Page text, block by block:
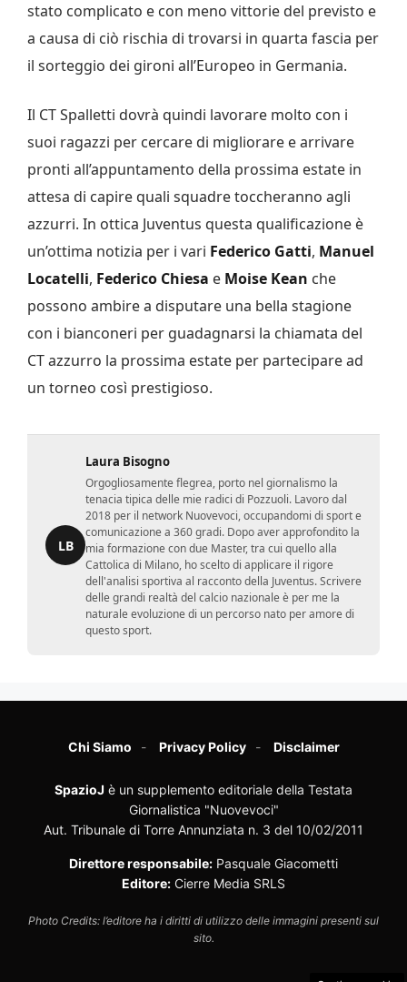
stato complicato e con meno vittorie del previsto e
a causa di ciò rischia di trovarsi in quarta fascia per
il sorteggio dei gironi all’Europeo in Germania.
Il CT Spalletti dovrà quindi lavorare molto con i
suoi ragazzi per cercare di migliorare e arrivare
pronti all’appuntamento della prossima estate in
attesa di capire quali squadre toccheranno agli
azzurri. In ottica Juventus questa qualificazione è
un’ottima notizia per i vari Federico Gatti, Manuel
Locatelli, Federico Chiesa e Moise Kean che
possono ambire a disputare una bella stagione
con i bianconeri per guadagnarsi la chiamata del
CT azzurro la prossima estate per partecipare ad
un torneo così prestigioso.
LB
Laura Bisogno
Orgogliosamente flegrea, porto nel giornalismo la
tenacia tipica delle mie radici di Pozzuoli. Lavoro dal
2018 per il network Nuovevoci, occupandomi di sport e
comunicazione a 360 gradi. Dopo aver approfondito la
mia formazione con due Master, tra cui quello alla
Cattolica di Milano, ho scelto di applicare il rigore
dell'analisi sportiva al racconto della Juventus. Scrivere
delle grandi realtà del calcio nazionale è per me la
naturale evoluzione di un percorso nato per amore di
questo sport.
Chi Siamo Privacy Policy Disclaimer
SpazioJ è un supplemento editoriale della Testata
Giornalistica "Nuovevoci"
Aut. Tribunale di Torre Annunziata n. 3 del 10/02/2011
Direttore responsabile: Pasquale Giacometti
Editore: Cierre Media SRLS
Photo Credits: l’editore ha i diritti di utilizzo delle immagini presenti sul
sito.